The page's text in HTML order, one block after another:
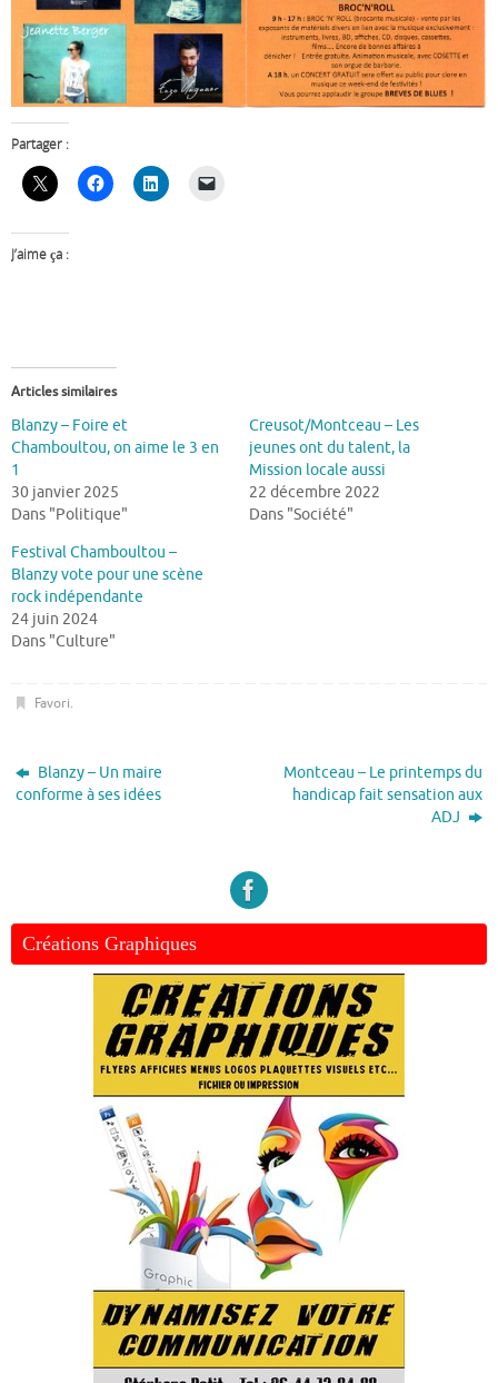
Partager :
J’aime ça :
Articles similaires
Blanzy – Foire et
Chamboultou, on aime le 3 en
1
30 janvier 2025
Dans "Politique"
Creusot/Montceau – Les
jeunes ont du talent, la
Mission locale aussi
22 décembre 2022
Dans "Société"
Festival Chamboultou –
Blanzy vote pour une scène
rock indépendante
24 juin 2024
Dans "Culture"
Favori.
Blanzy – Un maire
conforme à ses idées
Montceau – Le printemps du
handicap fait sensation aux
ADJ
Créations Graphiques